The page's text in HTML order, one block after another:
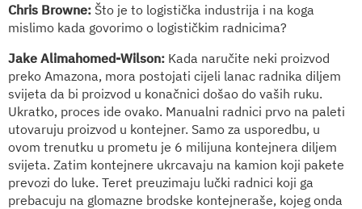
Chris Browne: Što je to logistička industrija i na koga
mislimo kada govorimo o logističkim radnicima?
Jake Alimahomed-Wilson: Kada naručite neki proizvod
preko Amazona, mora postojati cijeli lanac radnika diljem
svijeta da bi proizvod u konačnici došao do vaših ruku.
Ukratko, proces ide ovako. Manualni radnici prvo na paleti
utovaruju proizvod u kontejner. Samo za usporedbu, u
ovom trenutku u prometu je 6 milijuna kontejnera diljem
svijeta. Zatim kontejnere ukrcavaju na kamion koji pakete
prevozi do luke. Teret preuzimaju lučki radnici koji ga
prebacuju na glomazne brodske kontejneraše, kojeg onda